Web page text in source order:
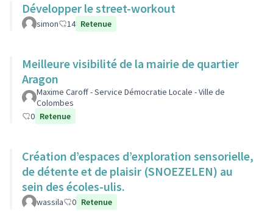
Développer le street-workout
simon 14 Retenue
Meilleure visibilité de la mairie de quartier
Aragon
Maxime Caroff - Service Démocratie Locale - Ville de
Colombes
0 Retenue
Création d’espaces d’exploration sensorielle,
de détente et de plaisir (SNOEZELEN) au
sein des écoles-ulis.
wassila 0 Retenue